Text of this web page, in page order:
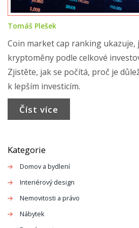
Tomáš Plešek
Coin market cap ranking ukazuje,
kryptoměny podle celkové
Zjistěte, jak se počítá, proč je
k lepším investicím.
Číst více
Kategorie
Domov a bydlení
Interiérový design
Nemovitosti a právo
Nábytek